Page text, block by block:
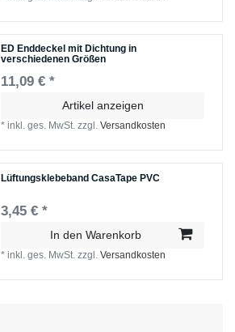
ED Enddeckel mit Dichtung in
verschiedenen Größen
11,09 € *
Artikel anzeigen
*inkl. ges. MwSt. zzgl.Versandkosten
Lüftungsklebeband CasaTape PVC
3,45 € *
In den Warenkorb
*inkl. ges. MwSt. zzgl.Versandkosten